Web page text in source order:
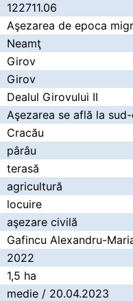
122711.06
Aşezarea de epoca
Neamţ
Girov
Girov
Dealul Girovului II
Aşezarea se află la
Cracău
pârâu
terasă
agricultură
locuire
aşezare civilă
Gafincu Alexandru-
2022
1,5 ha
medie / 20.04.2023